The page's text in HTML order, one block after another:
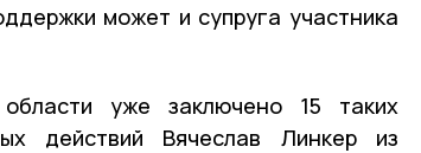
может и супруга участника
уже заключено 15 таких
действий Вячеслав Линкер из